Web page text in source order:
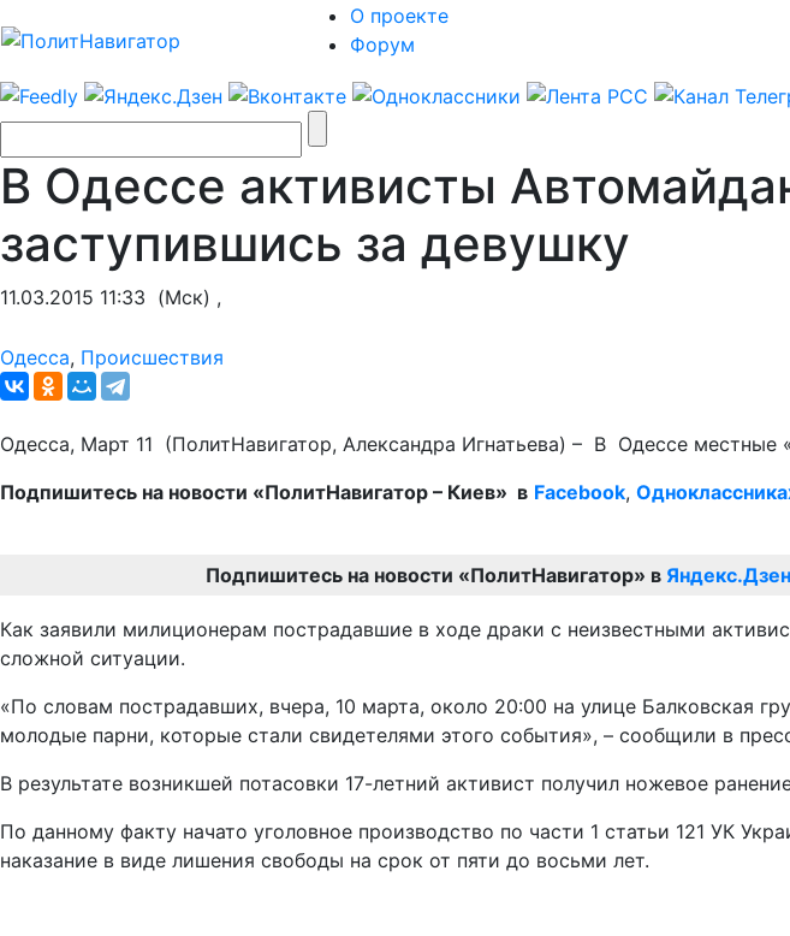
О проекте
Форум
В Одессе активисты
заступившись за девушку
11.03.2015 11:33 (Мск) ,
Одесса, Происшествия
Одесса, Март 11 (ПолитНавигатор, Александра Игнатьева) – В Одессе
Подпишитесь на новости «ПолитНавигатор – Киев» в Facebook,
Подпишитесь на новости «ПолитНавигатор» в Яндекс.Дзен
Как заявили милиционерам пострадавшие в ходе драки с неизвестными
сложной ситуации.
«По словам пострадавших, вчера, 10 марта, около 20:00 на улице Балковская
молодые парни, которые стали свидетелями этого события», – сообщили в
В результате возникшей потасовки 17-летний активист получил ножевое
По данному факту начато уголовное производство по части 1 статьи 121 УК
наказание в виде лишения свободы на срок от пяти до восьми лет.